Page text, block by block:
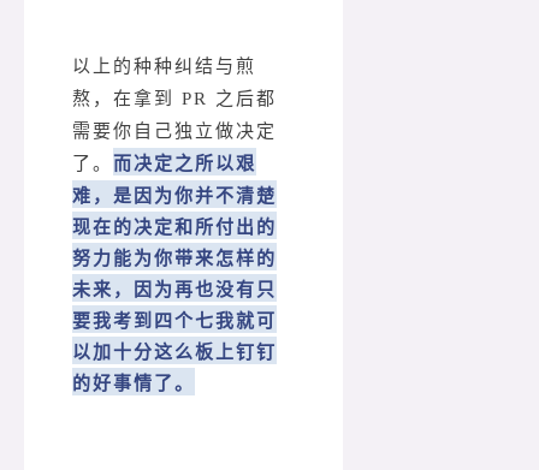
以上的种种纠结与煎
熬，在拿到 PR 之后都
需要你自己独立做决定
了。 而决定之所以艰
难，是因为你并不清楚
现在的决定和所付出的
努力能为你带来怎样的
未来，因为再也没有只
要我考到四个七我就可
以加十分这么板上钉钉
的好事情了。